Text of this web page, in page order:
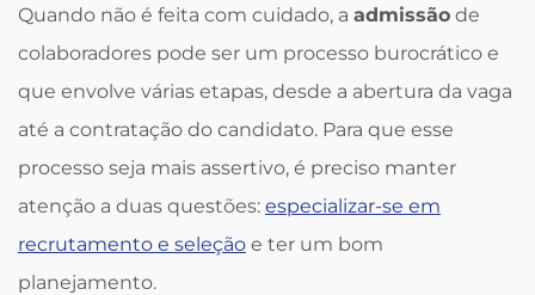
Quando não é feita com cuidado, a admissão de
colaboradores pode ser um processo burocrático e
que envolve várias etapas, desde a abertura da vaga
até a contratação do candidato. Para que esse
processo seja mais assertivo, é preciso manter
atenção a duas questões: especializar-se em
recrutamento e seleção e ter um bom
planejamento.